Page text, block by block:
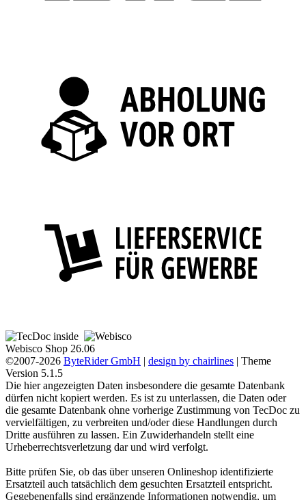
Webisco Shop 26.06
©2007-2026 ByteRider GmbH | design by chairlines | Theme
Version 5.1.5
Die hier angezeigten Daten insbesondere die gesamte Datenbank
dürfen nicht kopiert werden. Es ist zu unterlassen, die Daten oder
die gesamte Datenbank ohne vorherige Zustimmung von TecDoc zu
vervielfältigen, zu verbreiten und/oder diese Handlungen durch
Dritte ausführen zu lassen. Ein Zuwiderhandeln stellt eine
Urheberrechtsverletzung dar und wird verfolgt.
Bitte prüfen Sie, ob das über unseren Onlineshop identifizierte
Ersatzteil auch tatsächlich dem gesuchten Ersatzteil entspricht.
Gegebenenfalls sind ergänzende Informationen notwendig, um